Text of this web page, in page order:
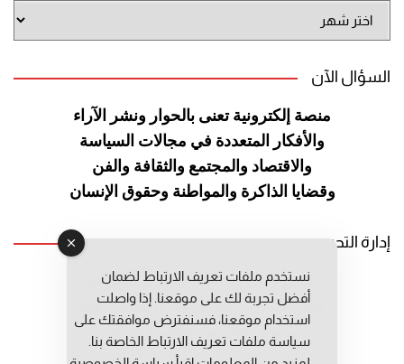
الموقع
السؤال الآن
منصة إلكترونية تعنى بالحوار ونشر الآراء
والأفكار المتعددة في مجالات السياسة
والاقتصاد والمجتمع والثقافة والفن
وقضايا الذاكرة والمواطنة وحقوق الإنسان
إدارة التحرير
رئيس التحرير: عبد الرحيم التوراني
رئيس التحرير المساعد: المعطي قبال
مديرة التحرير: فاطمة حوحو
نستخدم ملفات تعريف الارتباط لضمان
أفضل تجربة لك على موقعنا. إذا واصلت
استخدام موقعنا، فسنفترض موافقتك على
سياسة ملفات تعريف الارتباط الخاصة بنا.